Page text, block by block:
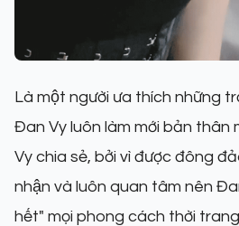
Là một người ưa thích những
Đan Vy luôn làm mới bản thân
Vy chia sẻ, bởi vì được đông
nhận và luôn quan tâm nên
hết" mọi phong cách thời